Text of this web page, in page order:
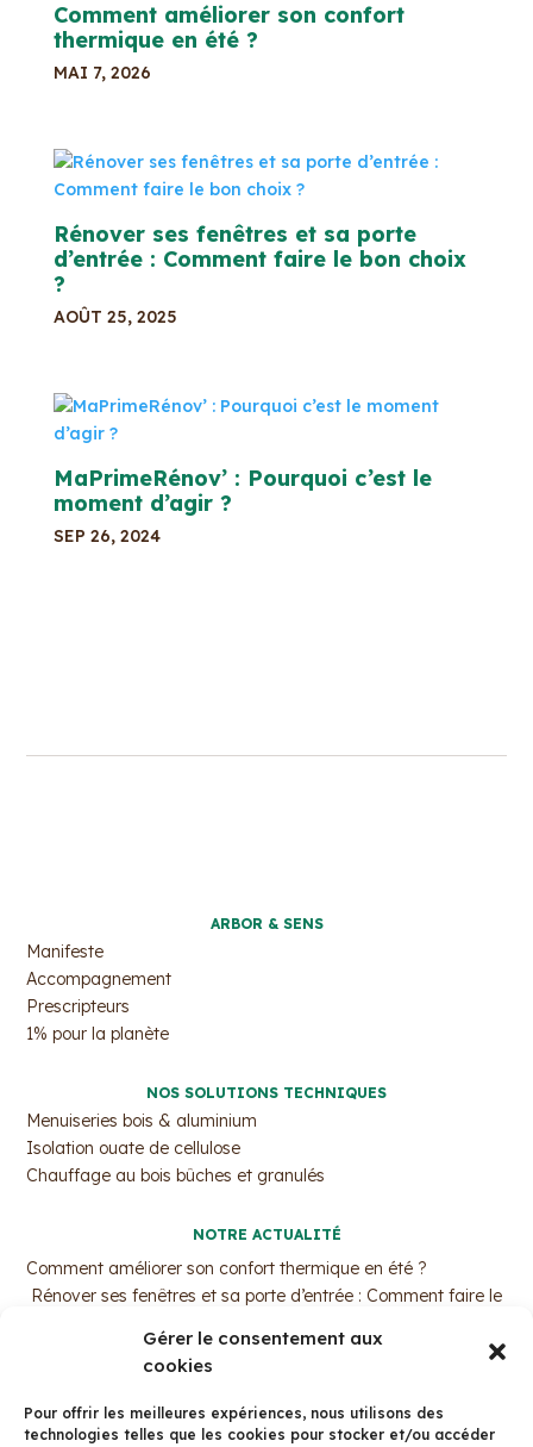
Gérer le consentement aux
cookies
Pour offrir les meilleures expériences, nous utilisons des
technologies telles que les cookies pour stocker et/ou accéder
Comment améliorer son confort
thermique en été ?
MAI 7, 2026
Rénover ses fenêtres et sa porte
d’entrée : Comment faire le bon choix
?
AOÛT 25, 2025
MaPrimeRénov’ : Pourquoi c’est le
moment d’agir ?
SEP 26, 2024
ARBOR & SENS
Manifeste
Accompagnement
Prescripteurs
1% pour la planète
NOS SOLUTIONS TECHNIQUES
Menuiseries bois & aluminium
Isolation ouate de cellulose
Chauffage au bois bûches et granulés
NOTRE ACTUALITÉ
Comment améliorer son confort thermique en été ?
Rénover ses fenêtres et sa porte d’entrée : Comment faire le
MaPrimeRénov’ : Pourquoi c’est le moment d’agir ?
Trouvez votre professionnel de l’isolation par ouate de
cellulose !
La fenêtre bois aluminium avec Arbor&Sens